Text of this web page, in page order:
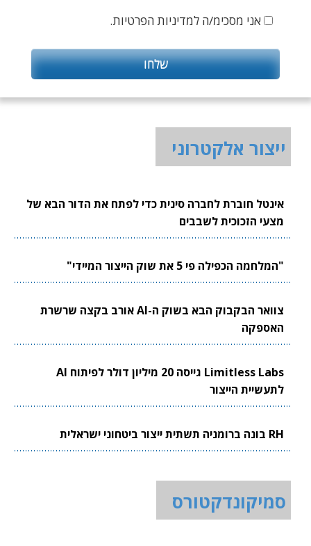
אני מסכימ/ה למדיניות הפרטיות.
ייצור אלקטרוני
אינטל חוברת לחברה סינית כדי לפתח את הדור הבא של
מצעי הזכוכית לשבבים
"המלחמה הכפילה פי 5 את שוק הייצור המיידי"
צוואר הבקבוק הבא בשוק ה-AI אורב בקצה שרשרת
האספקה
Limitless Labs גייסה 20 מיליון דולר לפיתוח AI
לתעשיית הייצור
RH בונה ברומניה תשתית ייצור ביטחוני ישראלית
סמיקונדקטורס